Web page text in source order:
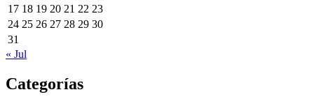
17 18 19 20 21 22 23
24 25 26 27 28 29 30
31
« Jul
Categorías